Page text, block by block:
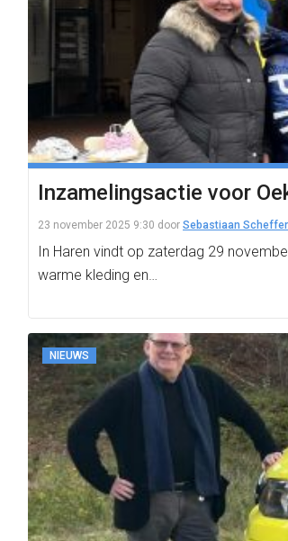
Inzamelingsactie voor
23 november 2025 9:30 door Sebastiaan Scheffer
In Haren vindt op zaterdag 29
warme kleding en…
NIEUWS